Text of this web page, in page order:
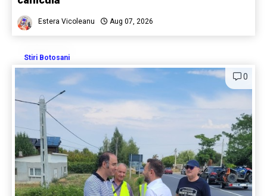
Estera Vicoleanu Aug 07, 2026
Stiri Botosani
0